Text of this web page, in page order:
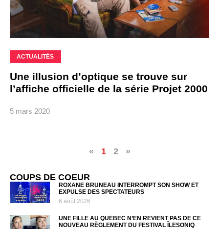
ACTUALITÉS
Une illusion d’optique se trouve sur
l’affiche officielle de la série Projet 2000
5 mars 2020
« 1 2 »
COUPS DE COEUR
ROXANE BRUNEAU INTERROMPT SON SHOW ET
EXPULSE DES SPECTATEURS
6 août 2026
UNE FILLE AU QUÉBEC N’EN REVIENT PAS DE CE
NOUVEAU RÈGLEMENT DU FESTIVAL ÎLESONIQ